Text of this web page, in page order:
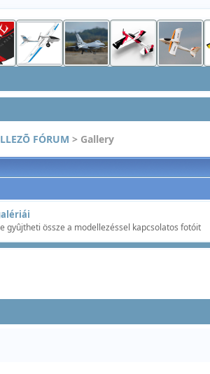
FÓRUM > Gallery
gyûjtheti össze a modellezéssel kapcsolatos fotóit